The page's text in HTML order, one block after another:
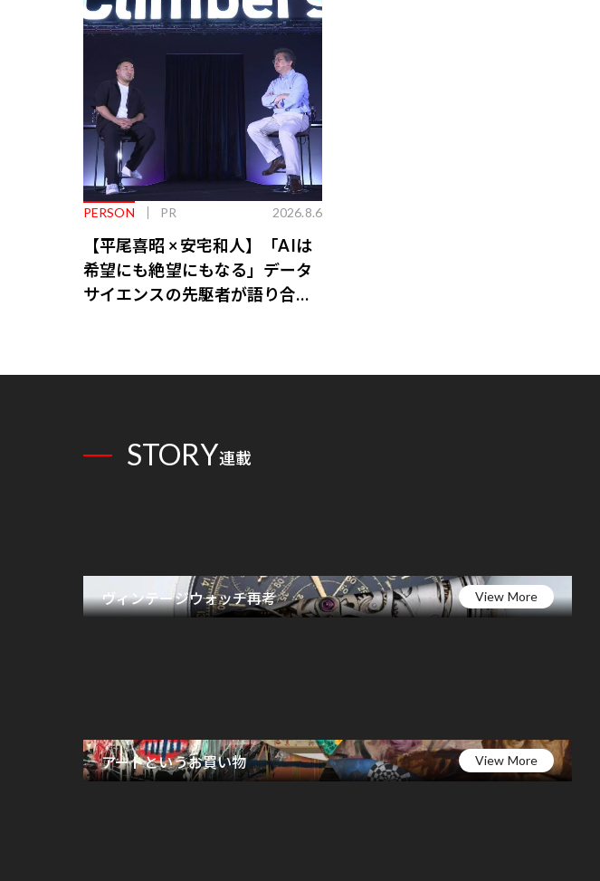
PERSON PR 2026.8.6
【平尾喜昭 × 安宅和人】「AIは
希望にも絶望にもなる」データ
サイエンスの先駆者が語り合う
STORY連載
ヴィンテージウォッチ再考 View More
アートというお買い物 View More